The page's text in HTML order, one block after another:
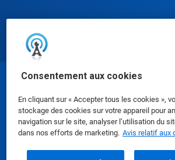
Consentement aux cookies
En cliquant sur « Accepter tous les cookies »,
stockage des cookies sur votre appareil pour
navigation sur le site, analyser l’utilisation du
dans nos efforts de marketing. Avis relatif aux
Fiches signalétiques|Politique de
Modalités